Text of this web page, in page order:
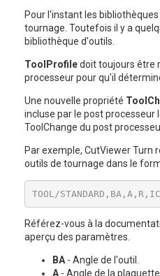
Pour l'instant les
tournage. Toutefois il y a
bibliothèque d'outils.
ToolProfiledoit toujours être
processeur pour qu'il
Une nouvelle propriété
incluse par le post
ToolChange du post
Par exemple, CutViewer Turn
outils de tournage dans le
TOOL/
Référez-vous à la
aperçu des paramètres.
BA - Angle de l'outil.
A - Angle de la plaquette.